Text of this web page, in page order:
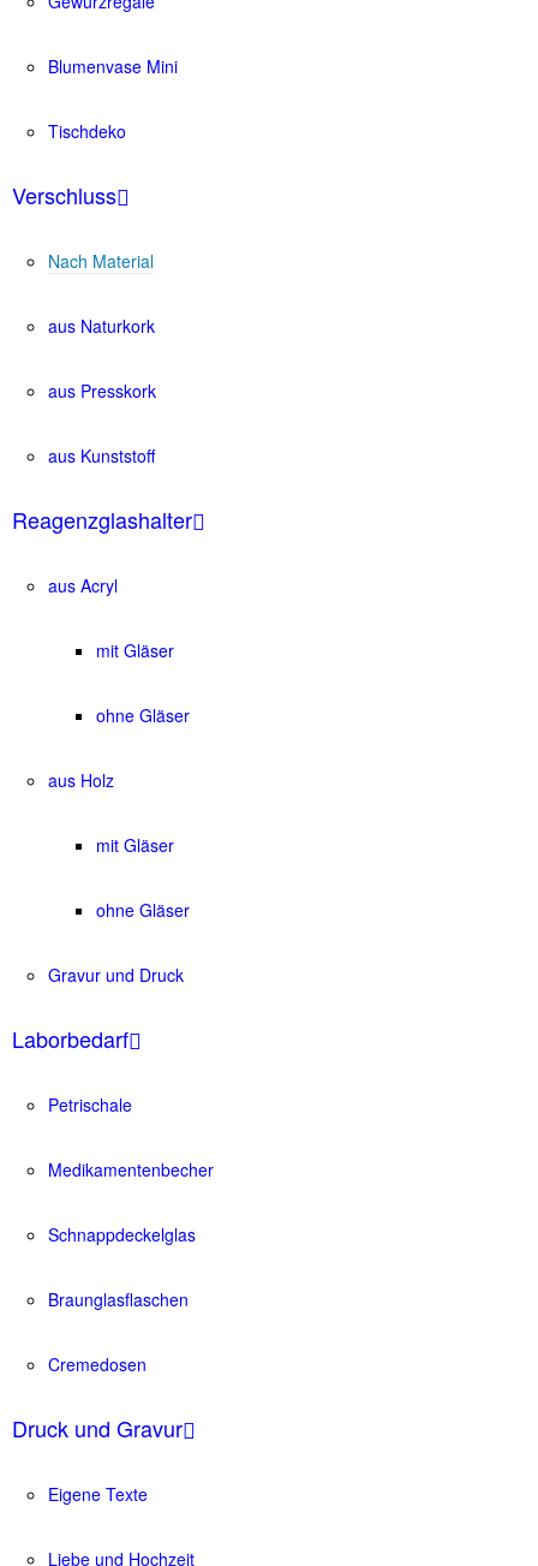
Blumenvase Mini
Tischdeko
Verschluss
Nach Material
aus Naturkork
aus Presskork
aus Kunststoff
Reagenzglashalter
aus Acryl
mit Gläser
ohne Gläser
aus Holz
mit Gläser
ohne Gläser
Gravur und Druck
Laborbedarf
Petrischale
Medikamentenbecher
Schnappdeckelglas
Braunglasflaschen
Cremedosen
Druck und Gravur
Eigene Texte
Liebe und Hochzeit